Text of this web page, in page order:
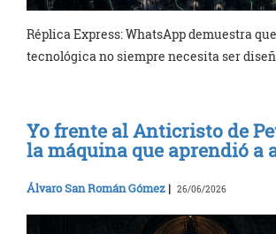
Réplica Express: WhatsApp demuestra
tecnológica no siempre necesita ser
Yo frente al Anticristo de
la máquina que aprendió a
Álvaro San Román Gómez | 26/06/2026